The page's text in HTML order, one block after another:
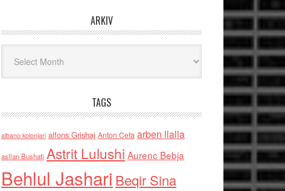
ARKIV
TAGS
albano kolonjari alfons Grishaj Anton Cefa arben llalla
asllan Bushati Astrit Lulushi Aurenc Bebja
Behlul Jashari Beqir Sina